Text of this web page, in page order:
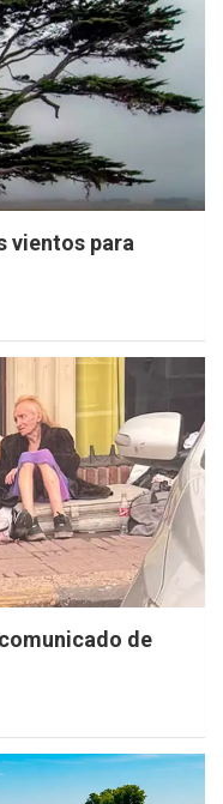
vientos para
de